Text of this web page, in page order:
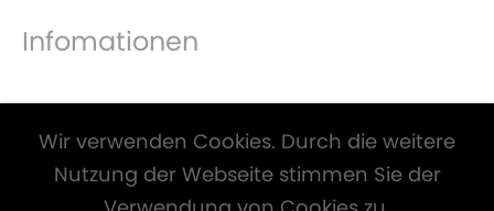
Infomationen
Wir verwenden Cookies. Durch die weitere
Nutzung der Webseite stimmen Sie der